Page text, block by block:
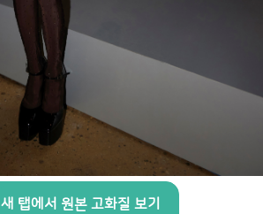
새 탭에서 원본 고화질 보기